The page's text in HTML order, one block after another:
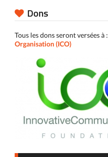
Dons
Tous les dons seront versées à :
Organisation (ICO)